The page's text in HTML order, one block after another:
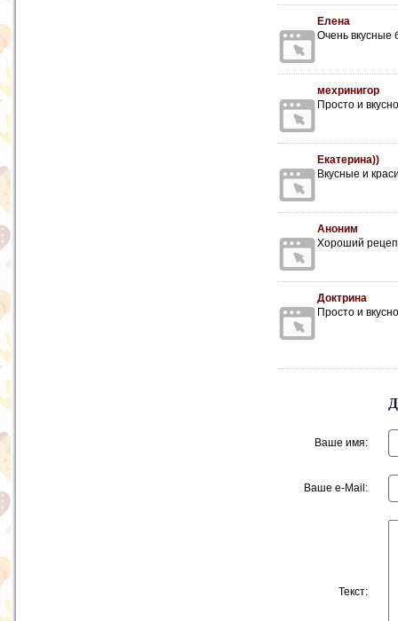
Елена
Очень вкусные
мехринигор
Просто и вкусно
Екатерина))
Вкусные и
Аноним
Хороший
Доктрина
Просто и вкусно
Ваше имя:
Ваше e-Mail:
Текст: